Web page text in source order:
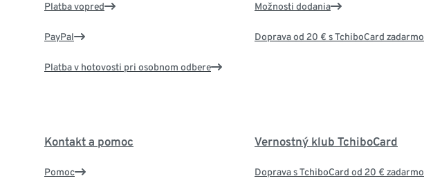
Platba vopred
PayPal
Platba v hotovosti pri osobnom odbere
Možnosti dodania
Doprava od 20 € s TchiboCard zadarmo
Kontakt a pomoc
Pomoc
Vernostný klub TchiboCard
Doprava s TchiboCard od 20 € zadarmo